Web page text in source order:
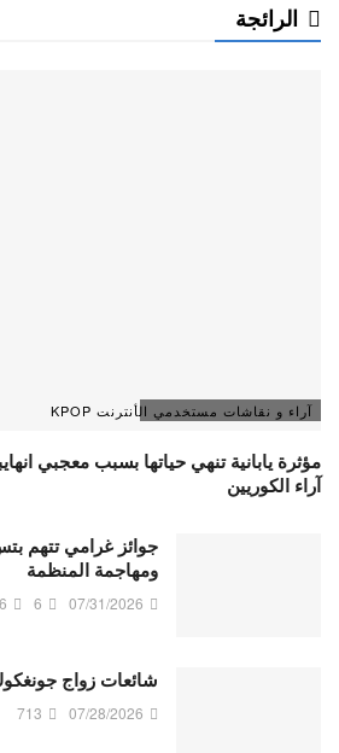
الرائجة
آراء و نقاشات مستخدمي الأنترنت KPOP
مؤثرة يابانية تنهي حياتها بسبب معجبي
آراء الكوريين
جوائز غرامي تتهم
ومهاجمة المنظمة
07/31/2026
6
شائعات زواج
07/28/2026
713